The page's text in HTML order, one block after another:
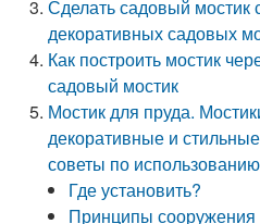
Сделать садовый
декоративных садовых
Как построить мостик
садовый мостик
Мостик для пруда.
декоративные и
советы по
Где установить?
Принципы сооружения